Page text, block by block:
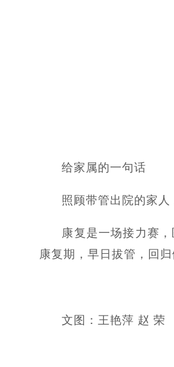
给家属的一句话
照顾带管出院的家
康复是一场接力赛
康复期，早日拔管，回归
文图：王艳萍 赵 荣